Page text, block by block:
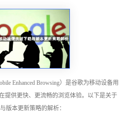
Enhanced Browsing）是谷歌为移动设备用
提供更快、更流畅的浏览体验。以下是关于
版本更新策略的解析：